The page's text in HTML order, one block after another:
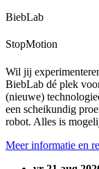
BiebLab
StopMotion
Wil jij
BiebLab dé plek
(nieuwe)
een scheikundig
robot. Alles is
Meer informatie en